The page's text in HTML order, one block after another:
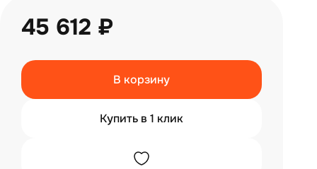
45 612 ₽
В корзину
Купить в 1 клик